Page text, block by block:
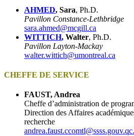
AHMED, Sara, Ph.D.
Pavillon Constance-Lethbridge
sara.ahmed@mcgill.ca
WITTICH, Walter, Ph.D.
Pavillon Layton-Mackay
walter.wittich@umontreal.ca
CHEFFE DE SERVICE
FAUST, Andrea
Cheffe d’administration de
Direction des Affaires
recherche